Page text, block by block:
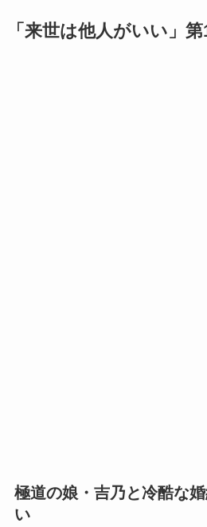
「来世は他人がいい」
極道の娘・吉乃と冷酷な
い